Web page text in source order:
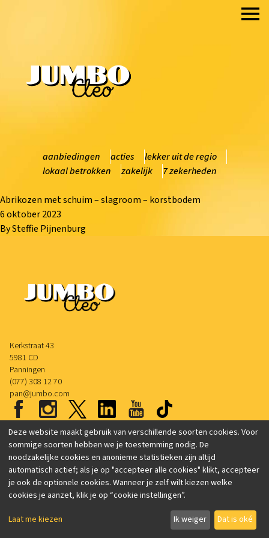
SOLLICITEREN
CONTACT
aanbiedingen acties
lekker uit de regio
lokaal betrokken
zakelijk 7 zekerheden
Abrikozen met schuim – slagroom – korstbodem
6 oktober 2023
BySteffie Pijnenburg
Kerkstraat 43
5981 CD
Panningen
(077) 308 12 70
pan@jumbo.com
Privacyverklaring
Deze website maakt gebruik van verschillende soorten cookies. Voor
sommige soorten hebben we je toestemming nodig. De
noodzakelijke cookies en anonieme statistieken zijn altijd
automatisch actief; als je op "accepteer alle cookies" klikt, accepteer
je ook de optionele cookies. Wanneer je zelf wilt kiezen welke
cookies je aanzet, klik je op “cookie instellingen”.
Laat me kiezen Ik weiger Dat is oké